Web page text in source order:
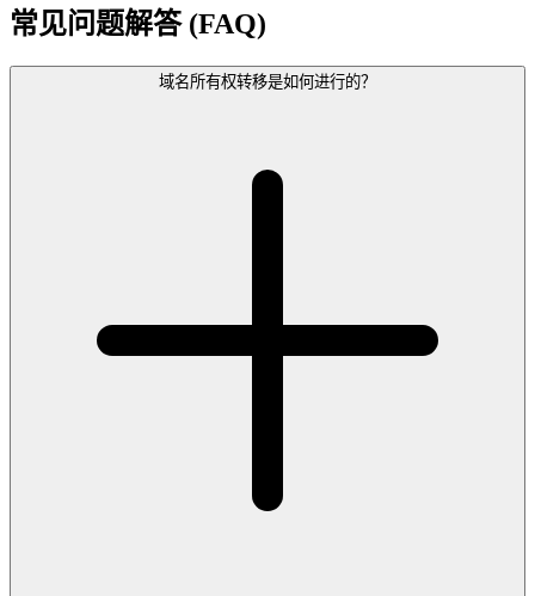
常见问题解答 (FAQ)
域名所有权转移是如何进行的？